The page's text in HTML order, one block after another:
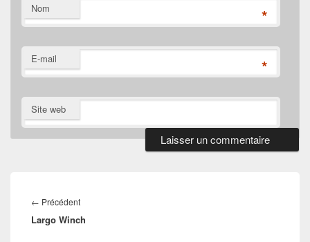
Nom *
E-mail *
Site web
de
l’article
← PrécédentArticle
précédent :
Largo Winch